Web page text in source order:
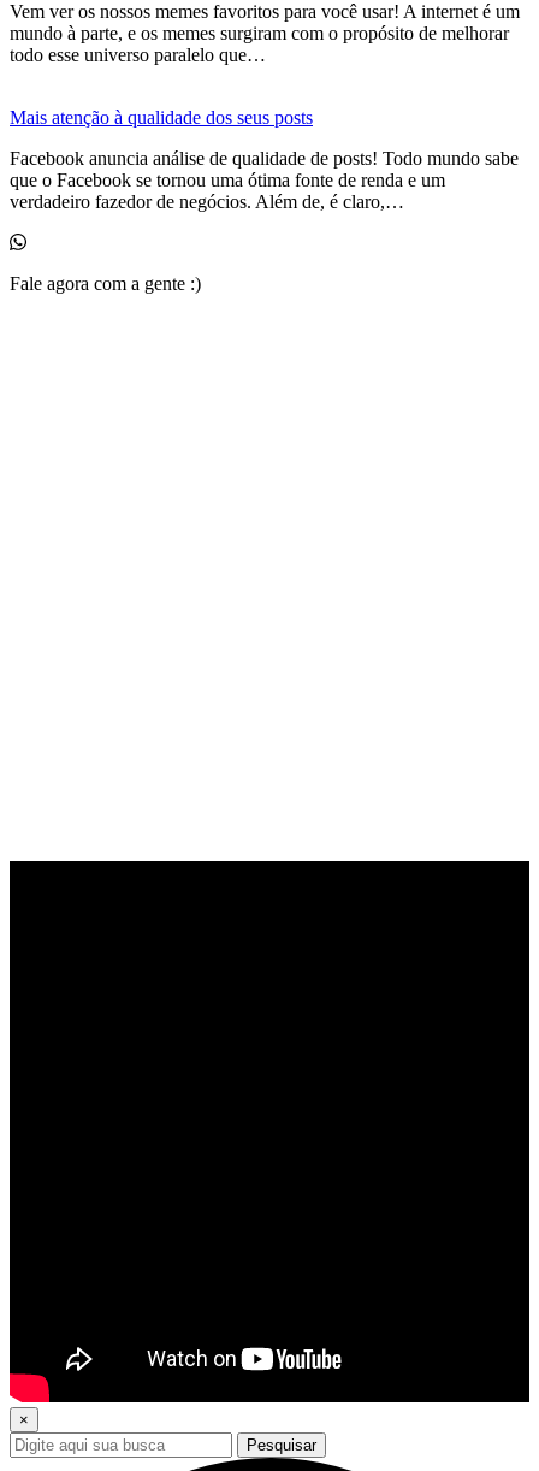
Vem ver os nossos memes favoritos para você usar! A internet é um
mundo à parte, e os memes surgiram com o propósito de melhorar
todo esse universo paralelo que…
Mais atenção à qualidade dos seus posts
Facebook anuncia análise de qualidade de posts! Todo mundo sabe
que o Facebook se tornou uma ótima fonte de renda e um
verdadeiro fazedor de negócios. Além de, é claro,…
Fale agora com a gente :)
×
Pesquisar